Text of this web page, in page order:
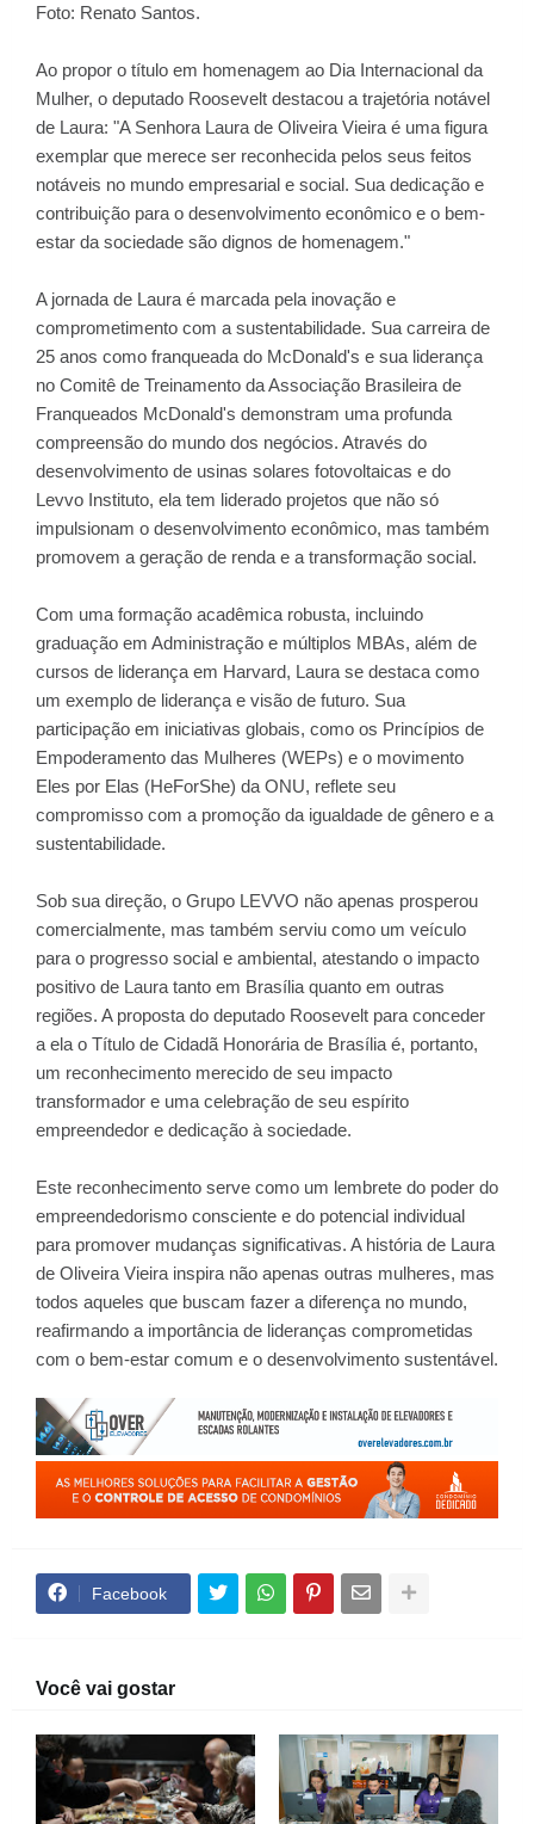
Foto: Renato Santos.
Ao propor o título em homenagem ao Dia Internacional da
Mulher, o deputado Roosevelt destacou a trajetória notável
de Laura: "A Senhora Laura de Oliveira Vieira é uma figura
exemplar que merece ser reconhecida pelos seus feitos
notáveis no mundo empresarial e social. Sua dedicação e
contribuição para o desenvolvimento econômico e o bem-
estar da sociedade são dignos de homenagem."
A jornada de Laura é marcada pela inovação e
comprometimento com a sustentabilidade. Sua carreira de
25 anos como franqueada do McDonald's e sua liderança
no Comitê de Treinamento da Associação Brasileira de
Franqueados McDonald's demonstram uma profunda
compreensão do mundo dos negócios. Através do
desenvolvimento de usinas solares fotovoltaicas e do
Levvo Instituto, ela tem liderado projetos que não só
impulsionam o desenvolvimento econômico, mas também
promovem a geração de renda e a transformação social.
Com uma formação acadêmica robusta, incluindo
graduação em Administração e múltiplos MBAs, além de
cursos de liderança em Harvard, Laura se destaca como
um exemplo de liderança e visão de futuro. Sua
participação em iniciativas globais, como os Princípios de
Empoderamento das Mulheres (WEPs) e o movimento
Eles por Elas (HeForShe) da ONU, reflete seu
compromisso com a promoção da igualdade de gênero e a
sustentabilidade.
Sob sua direção, o Grupo LEVVO não apenas prosperou
comercialmente, mas também serviu como um veículo
para o progresso social e ambiental, atestando o impacto
positivo de Laura tanto em Brasília quanto em outras
regiões. A proposta do deputado Roosevelt para conceder
a ela o Título de Cidadã Honorária de Brasília é, portanto,
um reconhecimento merecido de seu impacto
transformador e uma celebração de seu espírito
empreendedor e dedicação à sociedade.
Este reconhecimento serve como um lembrete do poder do
empreendedorismo consciente e do potencial individual
para promover mudanças significativas. A história de Laura
de Oliveira Vieira inspira não apenas outras mulheres, mas
todos aqueles que buscam fazer a diferença no mundo,
reafirmando a importância de lideranças comprometidas
com o bem-estar comum e o desenvolvimento sustentável.
Facebook
Você vai gostar